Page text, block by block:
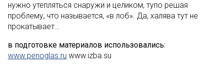
нужно утепляться снаружи и целиком, тупо решая
проблему, что называется, «в лоб». Да, халява тут не
прокатывает…
в подготовке материалов использовались:
www.penoglas.ru www.izba.su